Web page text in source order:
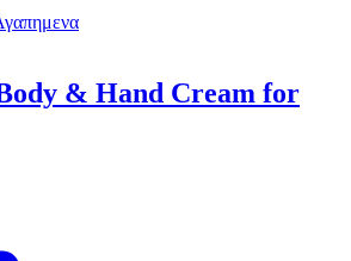
& Hand Cream for